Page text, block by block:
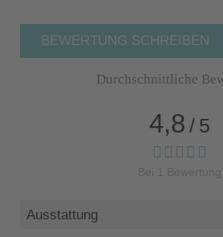
BEWERTUNG SCHREIBEN
Durchschnittliche
4,8 / 5
Bei Bewertung
Ausstattung